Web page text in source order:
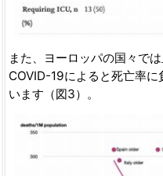
また、ヨーロッパの国々で
COVID-19によると死亡率
います（図3）。